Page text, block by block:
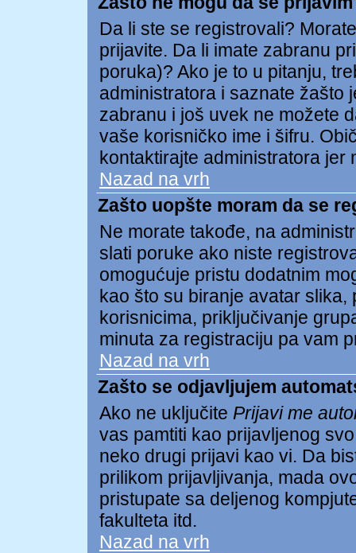
Da li ste se registrovali?
prijavite. Da li imate zabranu
poruka)? Ako je to u pitanju,
administratora i saznate žašto
zabranu i još uvek ne možete
vaše korisničko ime i šifru.
kontaktirajte administratora jer
Nazad na vrh
Zašto uopšte moram da se
Ne morate takođe, na
slati poruke ako niste
omogućuje pristu dodatnim
kao što su biranje avatar
korisnicima, priključivanje
minuta za registraciju pa vam
Nazad na vrh
Zašto se odjavljujem
Ako ne uključite Prijavi me
vas pamtiti kao prijavljenog
neko drugi prijavi kao vi. Da
prilikom prijavljivanja, mada
pristupate sa deljenog
fakulteta itd.
Nazad na vrh